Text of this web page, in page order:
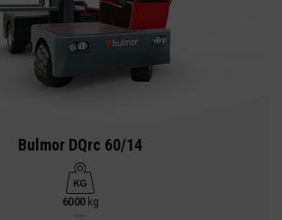
Bulmor DQrc 60/14
6000kg